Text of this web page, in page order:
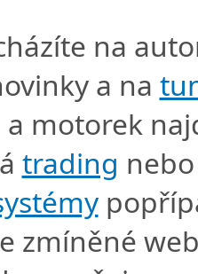
na
a na
motorek
trading
zmíněné